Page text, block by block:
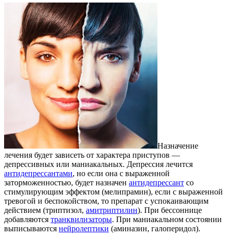
Назначение
лечения будет зависеть от характера приступов —
депрессивных или маниакальных. Депрессия лечится
антидепрессантами, но если она с выраженной
заторможенностью, будет назначен антидепрессант со
стимулирующим эффектом (мелипрамин), если с выраженной
тревогой и беспокойством, то препарат с успокаивающим
действием (триптизол, амитриптилин). При бессоннице
добавляются транквилизаторы. При маниакальном состоянии
выписываются нейролептики (аминазин, галоперидол).